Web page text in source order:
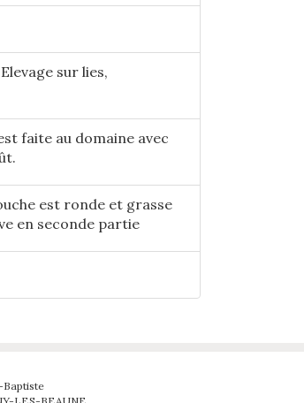
sur lies,
faite au domaine avec
est ronde et grasse
en seconde partie
Baptiste